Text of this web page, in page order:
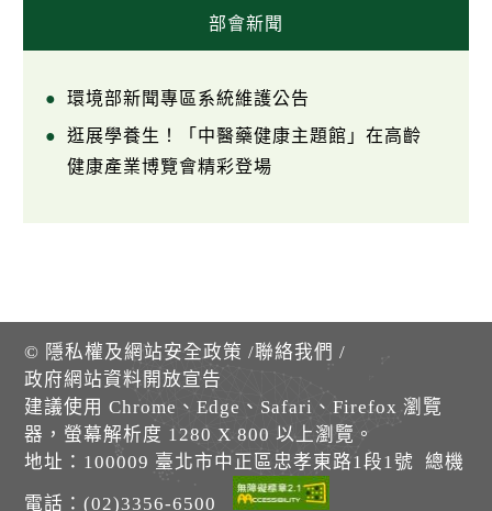
部會新聞
環境部新聞專區系統維護公告
逛展學養生！「中醫藥健康主題館」在高齡
健康產業博覽會精彩登場
© 隱私權及網站安全政策 /聯絡我們 /
政府網站資料開放宣告
建議使用 Chrome、Edge、Safari、Firefox 瀏覽
器，螢幕解析度 1280 X 800 以上瀏覽。
地址：100009 臺北市中正區忠孝東路1段1號 總機
電話：(02)3356-6500